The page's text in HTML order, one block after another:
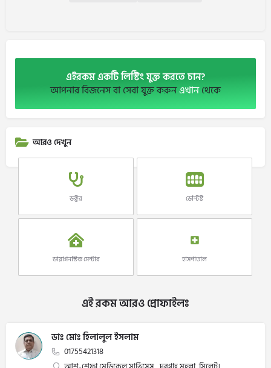
এইরকম একটি লিস্টিং যুক্ত করতে চান?
আপনার বিজনেস বা সেবা যুক্ত করুনএখানথেকে
আরও দেখুন
ডক্টর ডেন্টিস্ট
ডায়াগনস্টিক সেন্টার হাসপাতাল
এই রকম আরও প্রোফাইলঃ
ডাঃ মোঃ হিলালুল ইসলাম
01755421318